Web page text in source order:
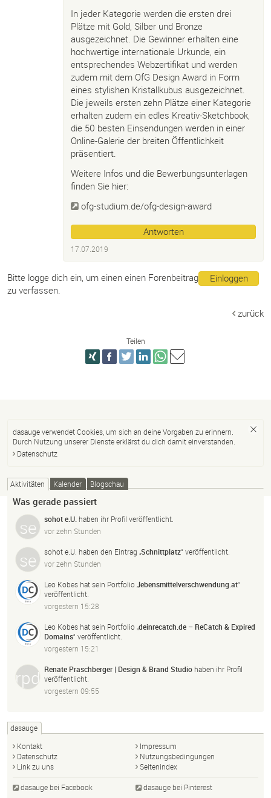
In jeder Kategorie werden die ersten drei
Plätze mit Gold, Silber und Bronze
ausgezeichnet. Die Gewinner erhalten eine
hochwertige internationale Urkunde, ein
entsprechendes Webzertifikat und werden
zudem mit dem OfG Design Award in Form
eines stylishen Kristallkubus ausgezeichnet.
Die jeweils ersten zehn Plätze einer Kategorie
erhalten zudem ein edles Kreativ-Sketchbook,
die 50 besten Einsendungen werden in einer
Online-Galerie der breiten Öffentlichkeit
präsentiert.
Weitere Infos und die Bewerbungsunterlagen
finden Sie hier:
ofg-studium.de/ofg-design-award
Antworten
17.07.2019
Einloggen
Bitte logge dich ein, um einen einen Forenbeitrag
zu verfassen.
zurück
Teilen
dasauge verwendet Cookies, um sich an deine Vorgaben zu erinnern.
Durch Nutzung unserer Dienste erklärst du dich damit einverstanden.
Datenschutz
Aktivitäten Kalender Blogschau
Was gerade passiert
sohot e.U. haben ihr Profil veröffentlicht.
vor zehn Stunden
sohot e.U. haben den Eintrag „Schnittplatz“ veröffentlicht.
vor zehn Stunden
Leo Kobes hat sein Portfolio „lebensmittelverschwendung. at“
veröffentlicht.
vorgestern 15:28
Leo Kobes hat sein Portfolio „deinrecatch. de – ReCatch & Expired
Domains“ veröffentlicht.
vorgestern 15:21
Renate Praschberger | Design & Brand Studio haben ihr Profil
veröffentlicht.
vorgestern 09:55
dasauge
Kontakt
Impressum
Datenschutz
Nutzungsbedingungen
Link zu uns
Seitenindex
dasauge bei Facebook dasauge bei Pinterest